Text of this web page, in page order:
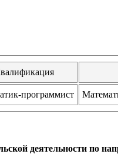
программист
деятельности по